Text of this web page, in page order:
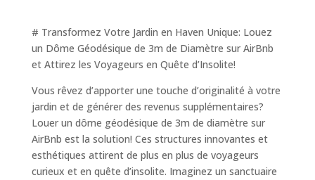
# Transformez Votre Jardin en Haven Unique: Louez
un Dôme Géodésique de 3m de Diamètre sur AirBnb
et Attirez les Voyageurs en Quête d’Insolite!
Vous rêvez d’apporter une touche d’originalité à votre
jardin et de générer des revenus supplémentaires?
Louer un dôme géodésique de 3m de diamètre sur
AirBnb est la solution! Ces structures innovantes et
esthétiques attirent de plus en plus de voyageurs
curieux et en quête d’insolite. Imaginez un sanctuaire